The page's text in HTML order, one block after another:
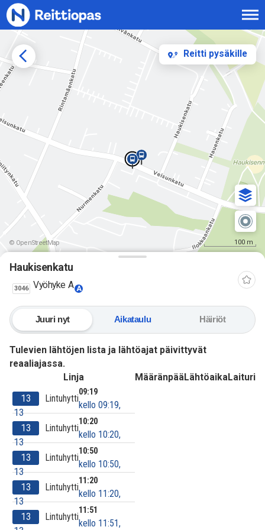
Siirry sisältöön
Reitti pysäkille
© OpenStreetMap 100 m
Haukisenkatu
3046 Vyöhyke A A
Juuri nyt Aikataulu Häiriöt
Tulevien lähtöjen lista ja lähtöajat päivittyvät
reaaliajassa.
Linja
MääränpääLähtöaikaLaituri
13
13
Lintuhytti
09:19
kello 09:19,
13
13
Lintuhytti
10:20
kello 10:20,
13
13
Lintuhytti
10:50
kello 10:50,
13
13
Lintuhytti
11:20
kello 11:20,
13
Lintuhytti
11:51
kello 11:51,